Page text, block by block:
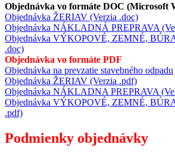
Objednávka vo formáte DOC (Microsoft
Objednávka ŽERIAV (Verzia .doc)
Objednávka NÁKLADNÁ PREPRAVA
Objednávka VÝKOPOVÉ, ZEMNÉ,
.doc)
Objednávka vo formáte PDF
Objednávka na prevzatie stavebného odpadu
Objednávka ŽERIAV (Verzia .pdf)
Objednávka NÁKLADNA PREPRAVA
Objednávka VÝKOPOVÉ, ZEMNÉ,
.pdf)
Podmienky objednávky